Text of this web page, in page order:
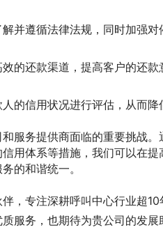
并遵循法律法规，同时加强
的还款渠道，提高客户的还
的信用状况进行评估，从而
服务提供商面临的重要挑战。
用体系等措施，我们可以在
的和谐统一。
，专注深耕呼叫中心行业超
服务，也期待为贵公司的发展